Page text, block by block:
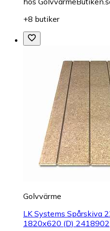
+8 butiker
Golvvärme
LK Systems Spårskiva
1820x620 (D) 2418902